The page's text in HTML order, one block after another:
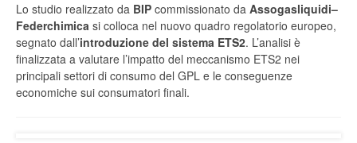
Lo studio realizzato da BIP commissionato da Assogasliquidi–
Federchimica si colloca nel nuovo quadro regolatorio europeo,
segnato dall’introduzione del sistema ETS2. L’analisi è
finalizzata a valutare l’impatto del meccanismo ETS2 nei
principali settori di consumo del GPL e le conseguenze
economiche sui consumatori finali.